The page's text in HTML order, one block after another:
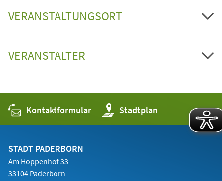
VERANSTALTUNGSORT
VERANSTALTER
Kontaktformular Stadtplan
(Öffnet
in
einem
STADT PADERBORN
Am Hoppenhof 33
33104 Paderborn